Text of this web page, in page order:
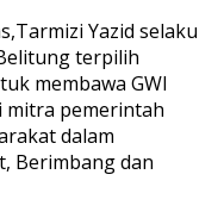
Yazid selaku
terpilih
membawa GWI
mitra pemerintah
dalam
Berimbang dan